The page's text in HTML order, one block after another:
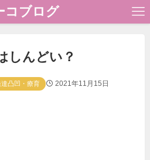
コブログ
しんどい？
達凸凹・療育 2021年11月15日